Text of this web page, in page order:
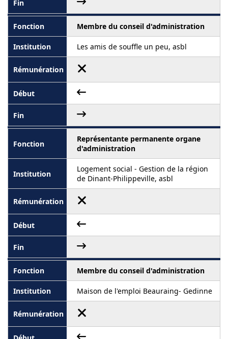
Membre du conseil d'administration
Les amis de souffle un peu, asbl
Représentante permanente organe
d'administration
Logement social - Gestion de la région
de Dinant-Philippeville, asbl
Membre du conseil d'administration
Maison de l'emploi Beauraing- Gedinne